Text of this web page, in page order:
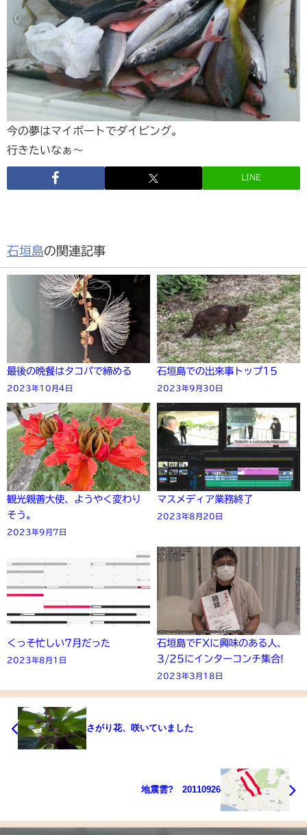
今の夢はマイボートでダイビング。
行きたいなぁ～
LINE
石垣島の関連記事
最後の晩餐はタコパで締める
2023年10月4日
石垣島での出来事トップ15
2023年9月30日
観光親善大使、ようやく変わり
そう。
2023年9月7日
マスメディア業務終了
2023年8月20日
くっそ忙しい7月だった
2023年8月1日
石垣島でFXに興味のある人、
3/25にインターコンチ集合!
2023年3月18日
さがり花、咲いていました
地震雲? 20110926